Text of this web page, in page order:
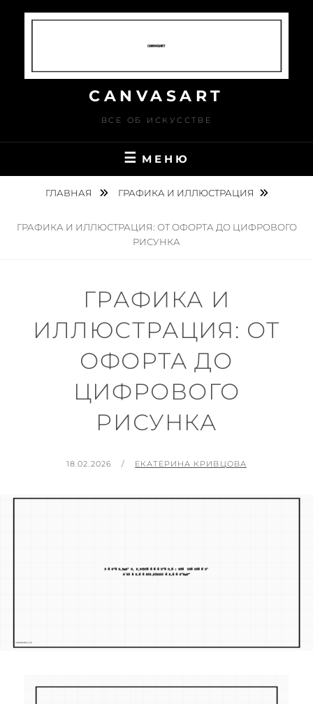
CANVASART
ВСЕ ОБ ИСКУССТВЕ
МЕНЮ
ГЛАВНАЯ ГРАФИКА И ИЛЛЮСТРАЦИЯ
ГРАФИКА И ИЛЛЮСТРАЦИЯ: ОТ ОФОРТА ДО ЦИФРОВОГО
РИСУНКА
ГРАФИКА И
ИЛЛЮСТРАЦИЯ: ОТ
ОФОРТА ДО
ЦИФРОВОГО
РИСУНКА
ОПУБЛИКОВАНО
18.02.2026 ОТ
ЕКАТЕРИНА КРИВЦОВА